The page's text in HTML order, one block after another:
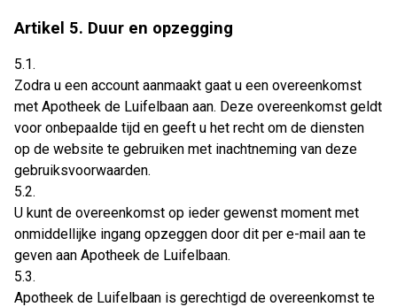
Artikel 5. Duur en opzegging
5.1.
Zodra u een account aanmaakt gaat u een overeenkomst
met Apotheek de Luifelbaan aan. Deze overeenkomst geldt
voor onbepaalde tijd en geeft u het recht om de diensten
op de website te gebruiken met inachtneming van deze
gebruiksvoorwaarden.
5.2.
U kunt de overeenkomst op ieder gewenst moment met
onmiddellijke ingang opzeggen door dit per e-mail aan te
geven aan Apotheek de Luifelbaan.
5.3.
Apotheek de Luifelbaan is gerechtigd de overeenkomst te